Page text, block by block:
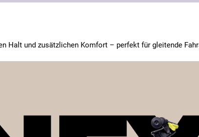
Halt und zusätzlichen Komfort – perfekt für gleitende